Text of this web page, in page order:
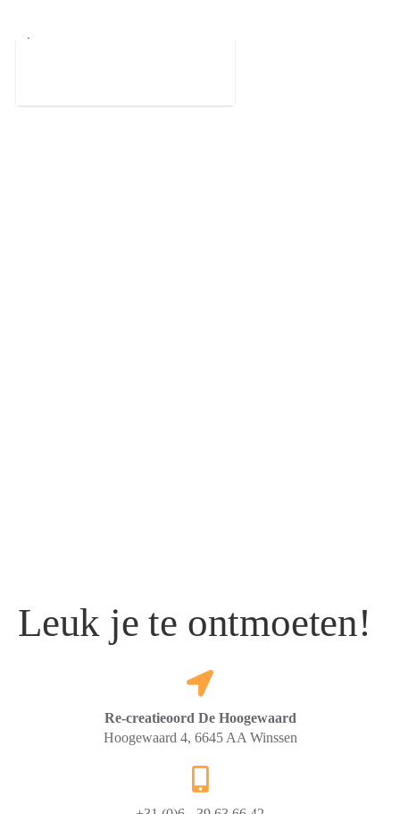
Leuk je te ontmoeten!
Re-creatieoord De Hoogewaard
Hoogewaard 4, 6645 AA Winssen